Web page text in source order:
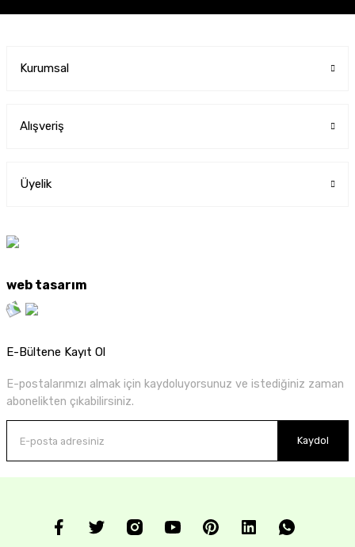
Kurumsal
Alışveriş
Üyelik
web tasarım
E-Bültene Kayıt Ol
E-postalarımızı almak için kaydoluyorsunuz ve istediğiniz zaman
abonelikten çıkabilirsiniz.
Kaydol